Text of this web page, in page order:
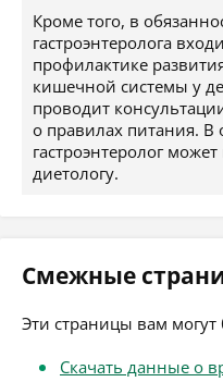
Кроме того, в
гастроэнтеролога
профилактике
кишечной системы у
проводит
о правилах питания. В
гастроэнтеролог
диетологу.
Смежные
Эти страницы вам
Скачать данные о